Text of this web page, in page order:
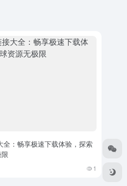
全：畅享极速下载体验，探索
1